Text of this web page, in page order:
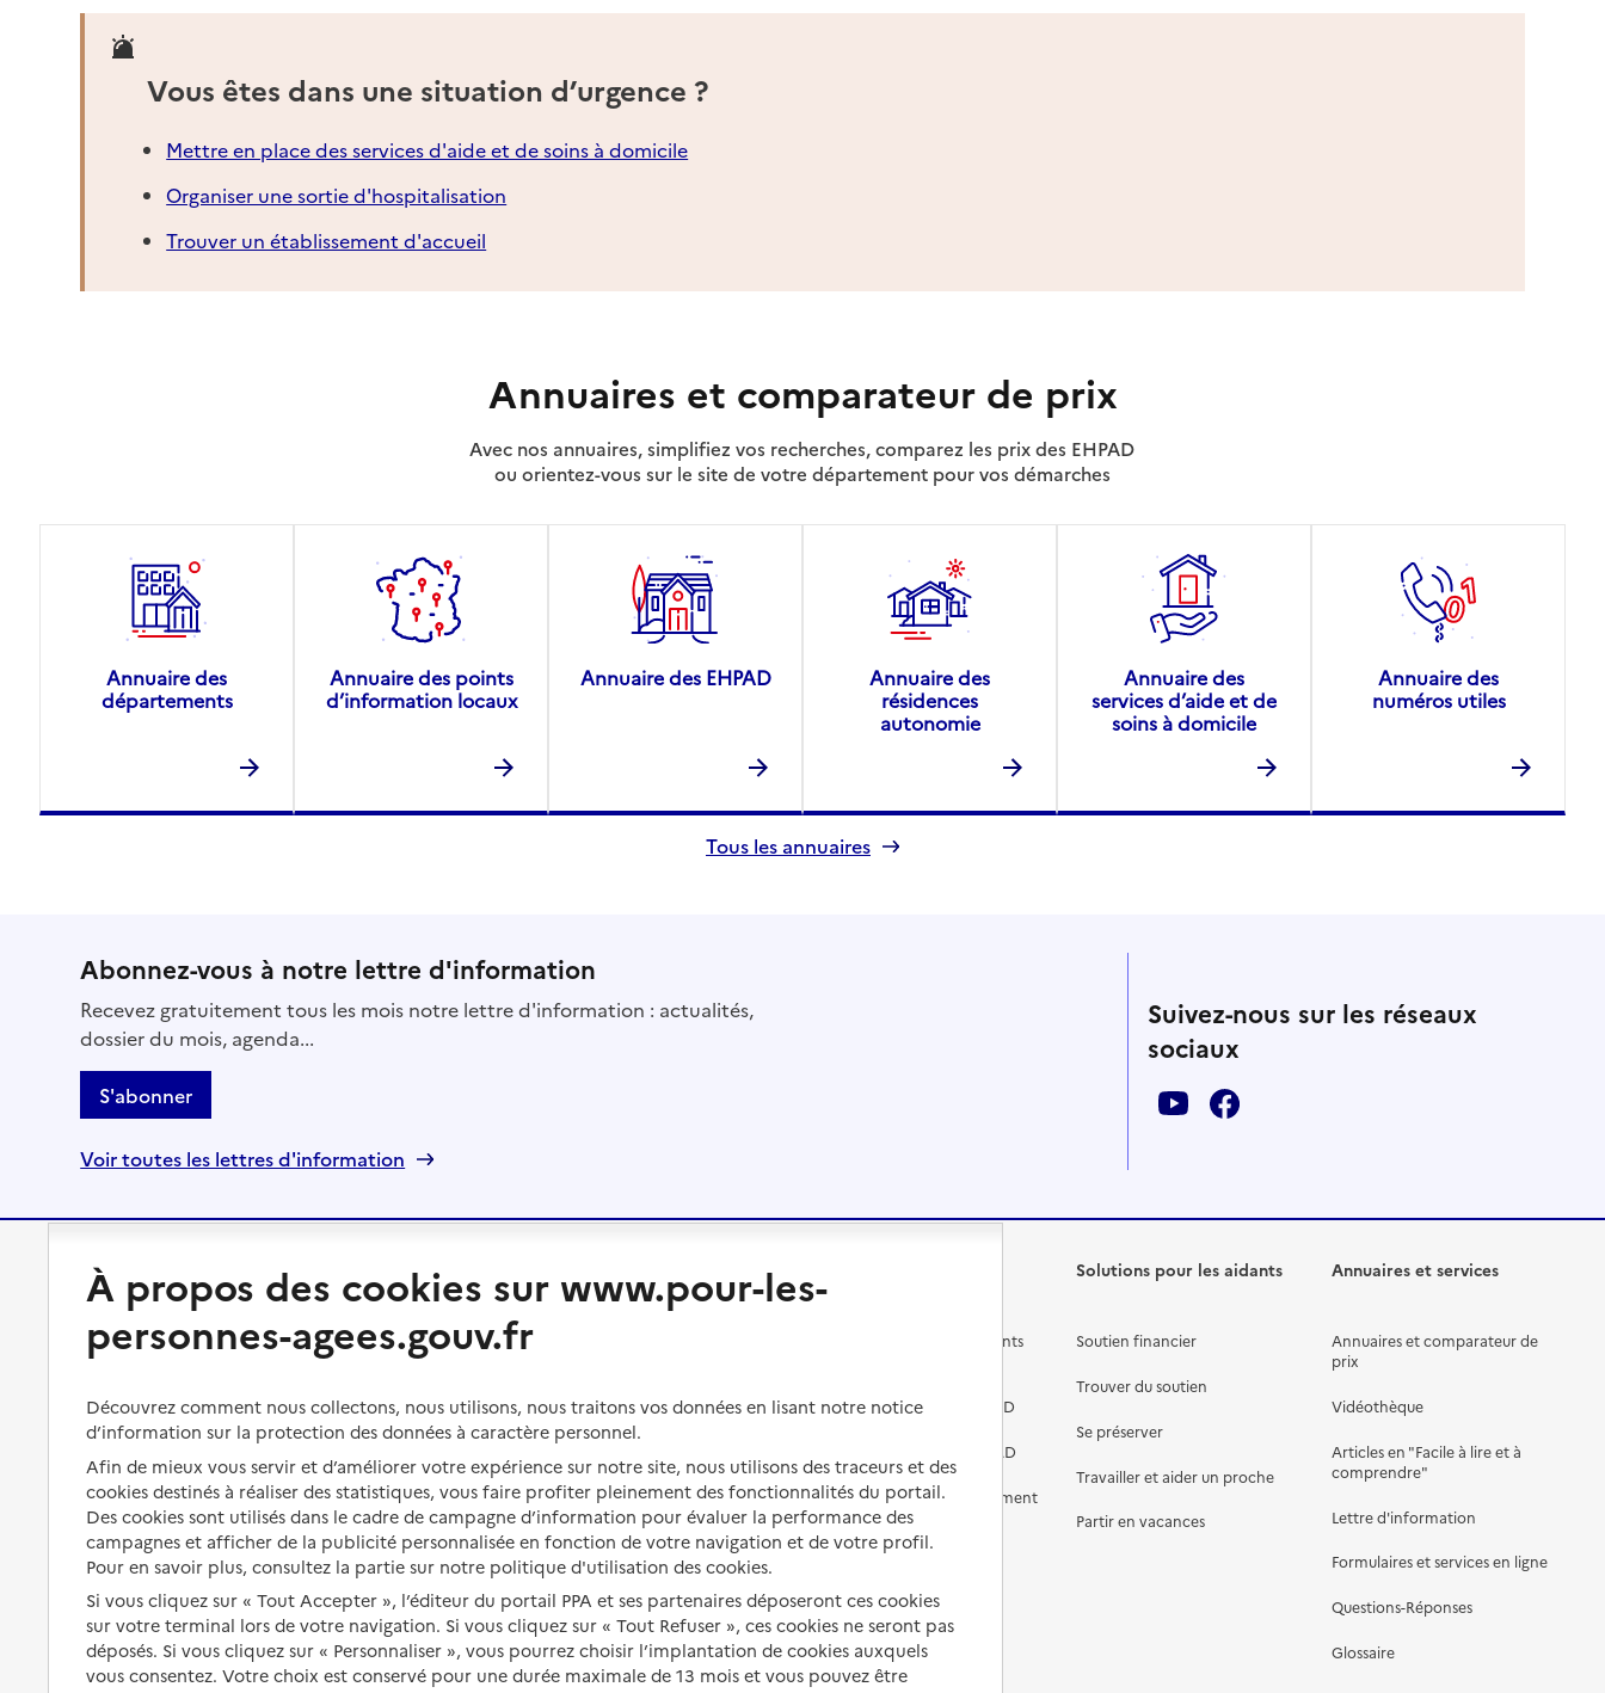
Vous êtes dans une situation d’urgence ?
Mettre en place des services d'aide et de soins à domicile
Organiser une sortie d'hospitalisation
Trouver un établissement d'accueil
Annuaires et comparateur de prix
Avec nos annuaires, simplifiez vos recherches, comparez les prix des EHPAD
ou orientez-vous sur le site de votre département pour vos démarches
Annuaire des
départements
Annuaire des points
d’information locaux
Annuaire des EHPAD
Annuaire des
résidences
autonomie
Annuaire des
services d’aide et de
soins à domicile
Annuaire des
numéros utiles
Tous les annuaires
Abonnez-vous à notre lettre d'information
Recevez gratuitement tous les mois notre lettre d'information : actualités,
dossier du mois, agenda...
S'abonner
Voir toutes les lettres d'information
Suivez-nous sur les réseaux
sociaux
Préserver son autonomie
Perte d'autonomie : évaluation
et droits
Aménager son logement et
s'équiper
Préserver son autonomie et sa
santé
Organiser à l'avance sa propre
protection
Les mesures de protection
Les obligations de la famille
Vivre à domicile
Bénéficier d'aide à domicile
Aides financières
Solutions d'accueil temporaire
Partager son logement
Vivre à domicile avec une
Être hospitalisé
Fin de vie à domicile
services pour seniors
Vivre en accueil familial
Autres solutions de logement
Les différents établissements
Préparer l'entrée en EHPAD
Aides financières en EHPAD
Prévention, accompagnement
et soins
Droits en EHPAD
Fin de vie en EHPAD
Solutions pour les aidants
Soutien financier
Trouver du soutien
Se préserver
Travailler et aider un proche
Partir en vacances
Annuaires et services
Annuaires et comparateur de
prix
Vidéothèque
Articles en "Facile à lire et à
comprendre"
Lettre d'information
Formulaires et services en ligne
Questions-Réponses
Glossaire
À propos des cookies sur www.pour-les-
personnes-agees.gouv.fr
Découvrez comment nous collectons, nous utilisons, nous traitons vos données en lisant notre notice
d’information sur la protection des données à caractère personnel.
Afin de mieux vous servir et d’améliorer votre expérience sur notre site, nous utilisons des traceurs et des
cookies destinés à réaliser des statistiques, vous faire profiter pleinement des fonctionnalités du portail.
Des cookies sont utilisés dans le cadre de campagne d’information pour évaluer la performance des
campagnes et afficher de la publicité personnalisée en fonction de votre navigation et de votre profil.
Pour en savoir plus, consultez la partie sur notre politique d'utilisation des cookies.
Si vous cliquez sur « Tout Accepter », l’éditeur du portail PPA et ses partenaires déposeront ces cookies
sur votre terminal lors de votre navigation. Si vous cliquez sur « Tout Refuser », ces cookies ne seront pas
déposés. Si vous cliquez sur « Personnaliser », vous pourrez choisir l’implantation de cookies auxquels
vous consentez. Votre choix est conservé pour une durée maximale de 13 mois et vous pouvez être